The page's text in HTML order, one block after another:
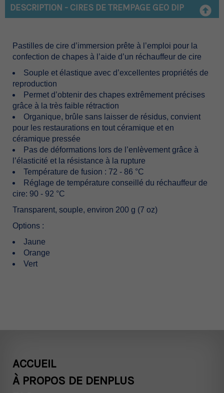
DESCRIPTION - CIRES DE TREMPAGE GEO DIP
Pastilles de cire d’immersion prête à l’emploi pour la
confection de chapes à l’aide d’un réchauffeur de cire
Souple et élastique avec d’excellentes propriétés de
reproduction
Permet d’obtenir des chapes extrêmement précises
grâce à la très faible rétraction
Organique, brûle sans laisser de résidus, convient
pour les restaurations en tout céramique et en
céramique pressée
Pas de déformations lors de l’enlèvement grâce à
l’élasticité et la résistance à la rupture
Température de fusion : 72 - 86 °C
Réglage de température conseillé du réchauffeur de
cire: 90 - 92 °C
Transparent, souple, environ 200 g (7 oz)
Options :
Jaune
Orange
Vert
ACCUEIL
À PROPOS DE DENPLUS